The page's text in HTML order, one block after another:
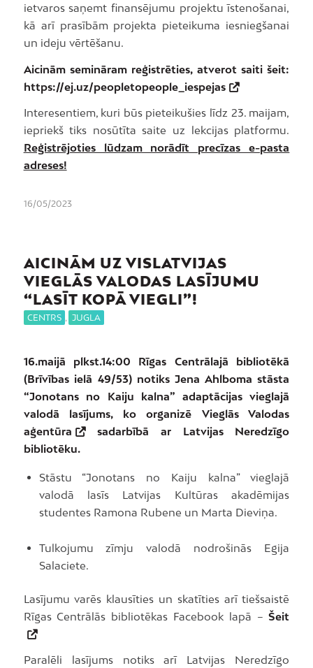
ietvaros saņemt finansējumu projektu īstenošanai,
kā arī prasībām projekta pieteikuma iesniegšanai
un ideju vērtēšanu.
Aicinām semināram reģistrēties, atverot saiti šeit:
https://ej.uz/peopletopeople_iespejas
Interesentiem, kuri būs pieteikušies līdz 23. maijam,
iepriekš tiks nosūtīta saite uz lekcijas platformu.
Reģistrējoties lūdzam norādīt precīzas e-pasta
adreses!
16/05/2023
AICINĀM UZ VISLATVIJAS
VIEGLĀS VALODAS LASĪJUMU
“LASĪT KOPĀ VIEGLI”!
CENTRS , JUGLA
16.maijā plkst.14:00 Rīgas Centrālajā bibliotēkā
(Brīvības ielā 49/53) notiks Jena Ahlboma stāsta
“Jonotans no Kaiju kalna” adaptācijas vieglajā
valodā lasījums, ko organizē Vieglās Valodas
aģentūra
sadarbībā ar Latvijas Neredzīgo
bibliotēku.
Stāstu “Jonotans no Kaiju kalna” vieglajā
valodā lasīs Latvijas Kultūras akadēmijas
studentes Ramona Rubene un Marta Dieviņa.
Tulkojumu zīmju valodā nodrošinās Egija
Salaciete.
Lasījumu varēs klausīties un skatīties arī tiešsaistē
Rīgas Centrālās bibliotēkas Facebook lapā –Šeit
Paralēli lasījums notiks arī Latvijas Neredzīgo